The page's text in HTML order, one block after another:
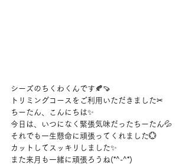
シーズのちくわくんです🍂🍠
トリミングコースをご利用いただきました✂
ちーたん、こんにちは✨
今日は、いつになく緊張気味だったちーたん💦
それでも一生懸命に頑張ってくれました💮
カットしてスッキリしました✨
また来月も一緒に頑張ろうね(*^-^*)